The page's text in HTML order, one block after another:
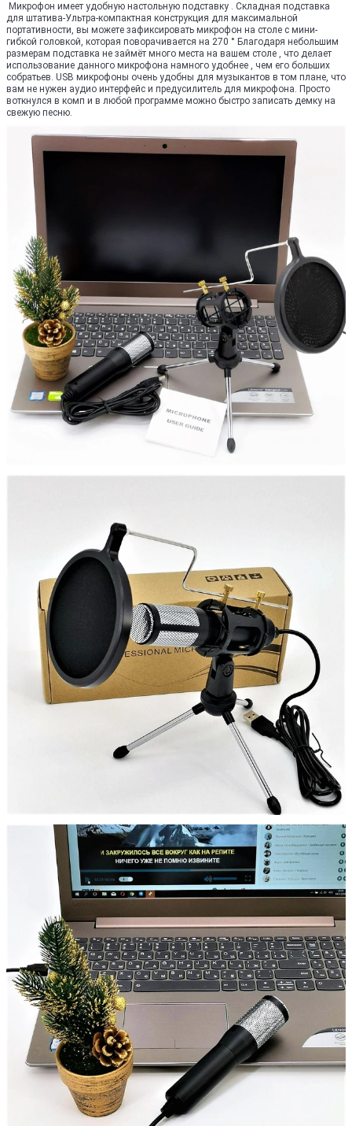
Микрофон имеет удобную настольную подставку . Складная подставка
для штатива-Ультра-компактная конструкция для максимальной
портативности, вы можете зафиксировать микрофон на столе с мини-
гибкой головкой, которая поворачивается на 270 ° Благодаря небольшим
размерам подставка не займёт много места на вашем столе , что делает
использование данного микрофона намного удобнее , чем его больших
собратьев. USB микрофоны очень удобны для музыкантов в том плане, что
вам не нужен аудио интерфейс и предусилитель для микрофона. Просто
воткнулся в комп и в любой программе можно быстро записать демку на
свежую песню.